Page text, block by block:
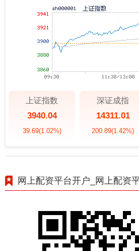
上证指数
3940.04
39.69(1.02%)
深证成指
14311.01
200.89(1.42%)
网上配资平台开户_网上配资